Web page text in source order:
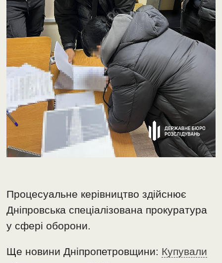
Процесуальне керівництво здійснює
Дніпровська спеціалізована прокуратура
у сфері оборони.
Ще новини Дніпропетровщини: Купували